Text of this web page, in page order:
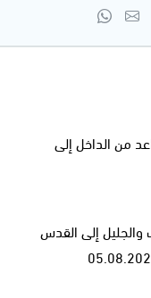
من الداخل إلى
والجليل إلى القدس